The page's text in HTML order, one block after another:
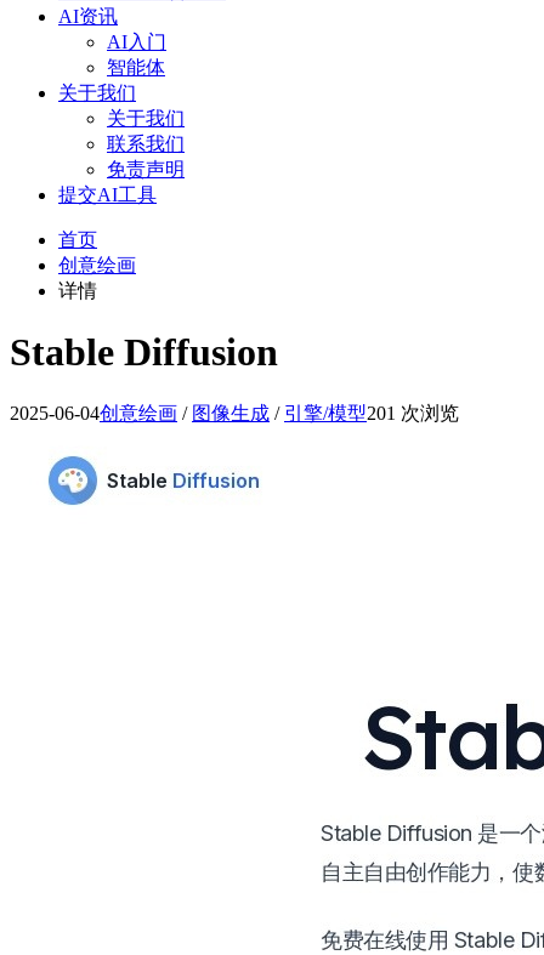
AI资讯
AI入门
智能体
关于我们
关于我们
联系我们
免责声明
提交AI工具
首页
创意绘画
详情
Stable Diffusion
2025-06-04创意绘画 / 图像生成 / 引擎/模型201 次浏览